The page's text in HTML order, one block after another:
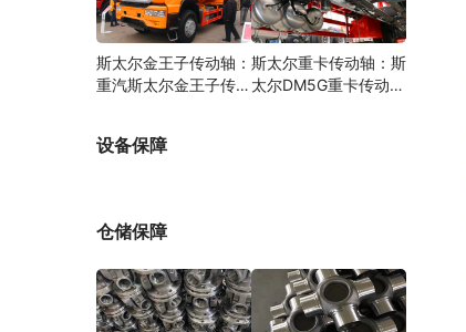
斯太尔金王子传动轴：
重汽斯太尔金王子传动
斯太尔重卡传动轴：斯
太尔DM5G重卡传动轴
设备保障
仓储保障